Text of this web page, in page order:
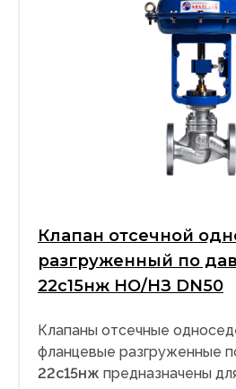
Клапан отсечной
разгруженный по
22с15нж НО/НЗ DN50
Клапаны отсечные
фланцевые разгруженные
22с15нж предназначены